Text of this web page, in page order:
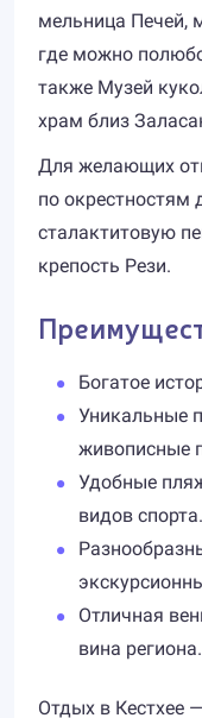
мельница Печей,
где можно
также Музей
храм близ
Для желающих
по окрестностям
сталактитовую
крепость Рези.
Богатое
Уникальные
живописные
Удобные
видов спорта.
Отличная
вина региона.
Отдых в Кестхее